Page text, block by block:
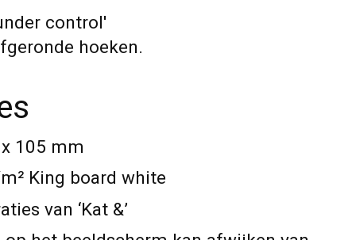
control'
hoeken.
105 mm
King board white
van ‘Kat &’